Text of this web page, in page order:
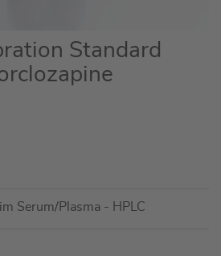
Standard
Serum/Plasma - HPLC